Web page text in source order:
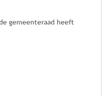
gemeenteraad heeft